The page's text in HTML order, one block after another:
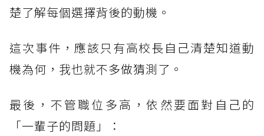
楚了解每個選擇背後的動機。
這次事件，應該只有高校長自己清楚知道動
機為何，我也就不多做猜測了。
最後，不管職位多高，依然要面對自己的
「一輩子的問題」：